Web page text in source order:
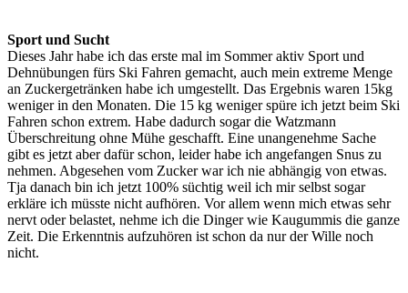
Sport und Sucht
Dieses Jahr habe ich das erste mal im Sommer aktiv Sport und
Dehnübungen fürs Ski Fahren gemacht, auch mein extreme Menge
an Zuckergetränken habe ich umgestellt. Das Ergebnis waren 15kg
weniger in den Monaten. Die 15 kg weniger spüre ich jetzt beim Ski
Fahren schon extrem. Habe dadurch sogar die Watzmann
Überschreitung ohne Mühe geschafft. Eine unangenehme Sache
gibt es jetzt aber dafür schon, leider habe ich angefangen Snus zu
nehmen. Abgesehen vom Zucker war ich nie abhängig von etwas.
Tja danach bin ich jetzt 100% süchtig weil ich mir selbst sogar
erkläre ich müsste nicht aufhören. Vor allem wenn mich etwas sehr
nervt oder belastet, nehme ich die Dinger wie Kaugummis die ganze
Zeit. Die Erkenntnis aufzuhören ist schon da nur der Wille noch
nicht.